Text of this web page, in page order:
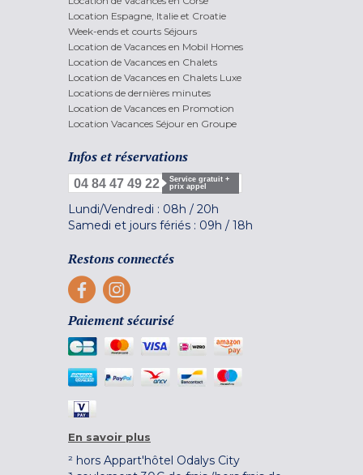
Location Espagne, Italie et Croatie
Week-ends et courts Séjours
Location de Vacances en Mobil Homes
Location de Vacances en Chalets
Location de Vacances en Chalets Luxe
Locations de dernières minutes
Location de Vacances en Promotion
Location Vacances Séjour en Groupe
Infos et réservations
04 84 47 49 22
Service gratuit +
prix appel
Lundi/Vendredi : 08h / 20h
Samedi et jours fériés : 09h / 18h
Restons connectés
Paiement sécurisé
En savoir plus
² hors Appart'hôtel Odalys City